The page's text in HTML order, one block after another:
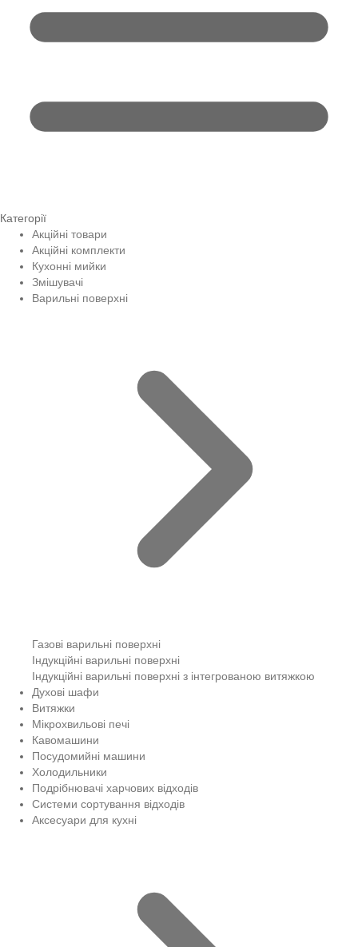
Категорії
Акційні товари
Акційні комплекти
Кухонні мийки
Змішувачі
Варильні поверхні
Газові варильні поверхні
Індукційні варильні поверхні
Індукційні варильні поверхні з інтегрованою витяжкою
Духові шафи
Витяжки
Мікрохвильові печі
Кавомашини
Посудомийні машини
Холодильники
Подрібнювачі харчових відходів
Системи сортування відходів
Аксесуари для кухні